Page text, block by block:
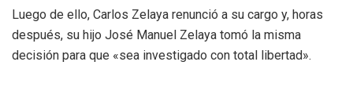
Luego de ello, Carlos Zelaya renunció a su cargo y, horas
después, su hijo José Manuel Zelaya tomó la misma
decisión para que «sea investigado con total libertad».